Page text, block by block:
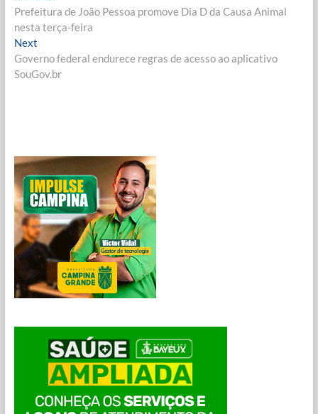
de
Post
post:
Prefeitura de João Pessoa promove Dia D da Causa Animal
nesta terça-feira
NextNext
post:
Governo federal endurece regras de acesso ao aplicativo
SouGov.br